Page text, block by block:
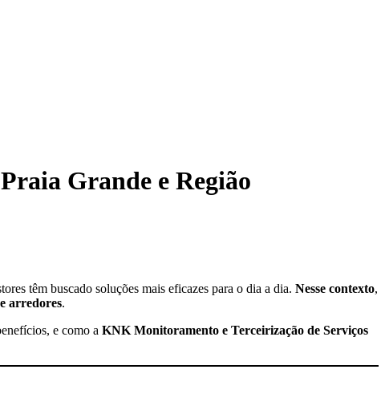
Grande e Região
têm buscado soluções mais eficazes para o dia a dia. Nesse contexto,
arredores.
e como a KNK Monitoramento e Terceirização de Serviços